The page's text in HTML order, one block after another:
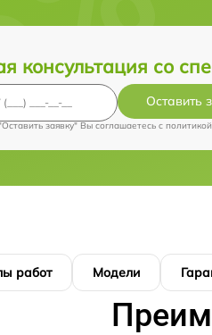
консультация со
Оставить
заявку" Вы соглашаетесь c
работ Модели